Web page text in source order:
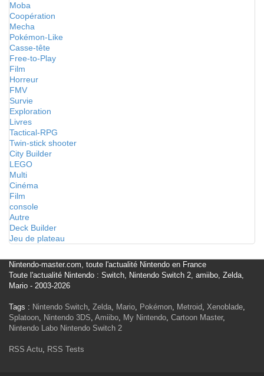
Moba
Coopération
Mecha
Pokémon-Like
Casse-tête
Free-to-Play
Film
Horreur
FMV
Survie
Exploration
Livres
Tactical-RPG
Twin-stick shooter
City Builder
LEGO
Multi
Cinéma
Film
console
Autre
Deck Builder
Jeu de plateau
Nintendo-master.com, toute l'actualité Nintendo en France
Toute l'actualité Nintendo : Switch, Nintendo Switch 2, amiibo, Zelda,
Mario - 2003-2026
Tags : Nintendo Switch, Zelda, Mario, Pokémon, Metroid, Xenoblade,
Splatoon, Nintendo 3DS, Amiibo, My Nintendo, Cartoon Master,
Nintendo Labo Nintendo Switch 2
RSS Actu, RSS Tests